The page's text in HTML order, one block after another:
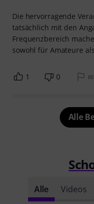
Die hervorragende
tatsächlich mit den
Frequenzbereich
sowohl für Amateure
1 0
Alle
Alle Videos